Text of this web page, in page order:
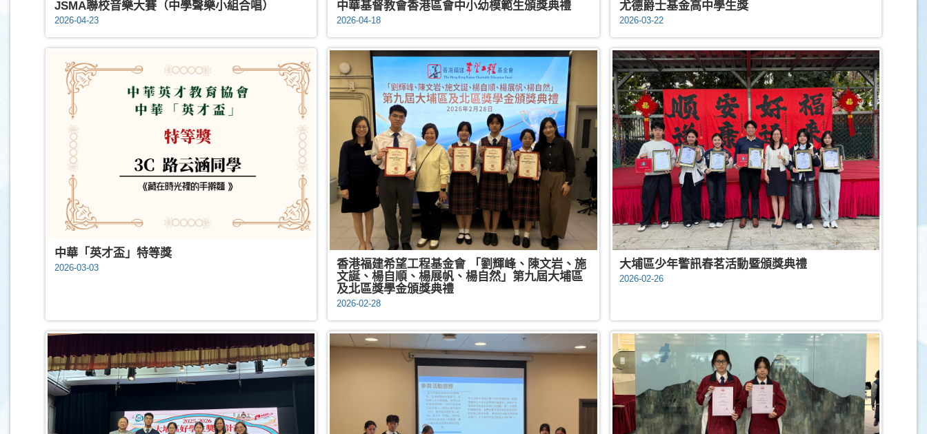
JSMA聯校音樂大賽（中學聲樂小組合唱）
2026-04-23
中華基督教會香港區會中小幼模範生頒獎典禮
2026-04-18
尤德爵士基金高中學生獎
2026-03-22
中華「英才盃」特等獎
2026-03-03
香港福建希望工程基金會 「劉輝峰、陳文岩、施
文誕、楊自順、楊展帆、楊自然」第九屆大埔區
及北區獎學金頒獎典禮
2026-02-28
大埔區少年警訊春茗活動暨頒獎典禮
2026-02-26